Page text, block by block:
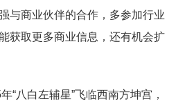
与商业伙伴的合作，多参加行业
获取更多商业信息，还有机会扩
八白左辅星”飞临西南方坤宫，